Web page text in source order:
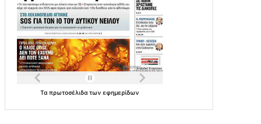
Ταπρωτοσέλιδατωνεφημερίδων